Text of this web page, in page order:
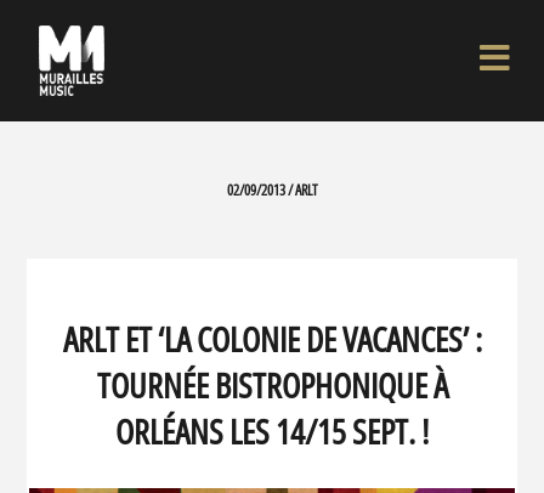
02/09/2013 / ARLT
ARLT ET ‘LA COLONIE DE VACANCES’ :
TOURNÉE BISTROPHONIQUE À
ORLÉANS LES 14/15 SEPT. !